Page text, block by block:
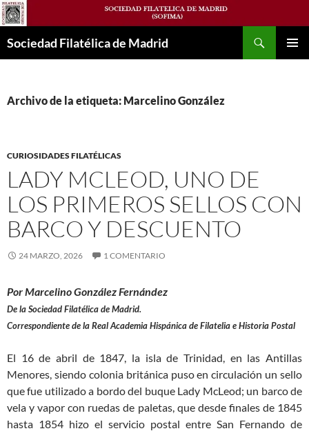
Saltar
al
contenido
Sociedad Filatélica de Madrid
Archivo de la etiqueta: Marcelino González
CURIOSIDADES FILATÉLICAS
LADY MCLEOD, UNO DE
LOS PRIMEROS SELLOS CON
BARCO Y DESCUENTO
24 MARZO, 2026 1 COMENTARIO
Por Marcelino González Fernández
De la Sociedad Filatélica de Madrid.
Correspondiente de la Real Academia Hispánica de Filatelia e Historia Postal
El 16 de abril de 1847, la isla de Trinidad, en las Antillas
Menores, siendo colonia británica puso en circulación un sello
que fue utilizado a bordo del buque Lady McLeod; un barco de
vela y vapor con ruedas de paletas, que desde finales de 1845
hasta 1854 hizo el servicio postal entre San Fernando de